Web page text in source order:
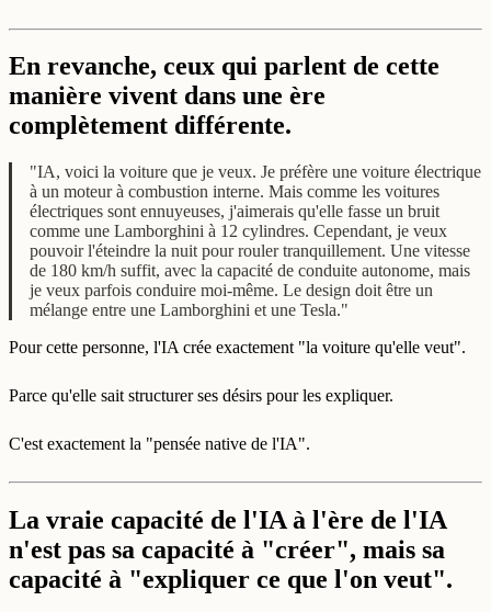
En revanche, ceux qui parlent de cette
manière vivent dans une ère
complètement différente.
"IA, voici la voiture que je veux. Je préfère une voiture électrique
à un moteur à combustion interne. Mais comme les voitures
électriques sont ennuyeuses, j'aimerais qu'elle fasse un bruit
comme une Lamborghini à 12 cylindres. Cependant, je veux
pouvoir l'éteindre la nuit pour rouler tranquillement. Une vitesse
de 180 km/h suffit, avec la capacité de conduite autonome, mais
je veux parfois conduire moi-même. Le design doit être un
mélange entre une Lamborghini et une Tesla."
Pour cette personne, l'IA crée exactement "la voiture qu'elle veut".
Parce qu'elle sait structurer ses désirs pour les expliquer.
C'est exactement la "pensée native de l'IA".
La vraie capacité de l'IA à l'ère de l'IA
n'est pas sa capacité à "créer", mais sa
capacité à "expliquer ce que l'on veut".